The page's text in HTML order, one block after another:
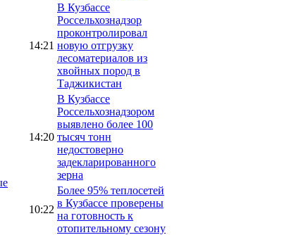
14:21
В Кузбассе
Россельхознадзор
проконтролировал
новую отгрузку
лесоматериалов из
хвойных пород в
Таджикистан
14:20
В Кузбассе
Россельхознадзором
выявлено более 100
тысяч тонн
недостоверно
задекларированного
зерна
10:22
Более 95% теплосетей
в Кузбассе проверены
на готовность к
отопительному сезону